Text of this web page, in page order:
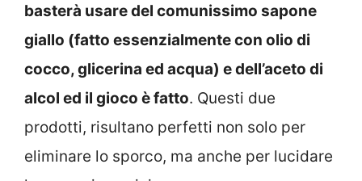
basterà usare del comunissimo sapone
giallo (fatto essenzialmente con olio di
cocco, glicerina ed acqua) e dell’aceto di
alcol ed il gioco è fatto. Questi due
prodotti, risultano perfetti non solo per
eliminare lo sporco, ma anche per lucidare